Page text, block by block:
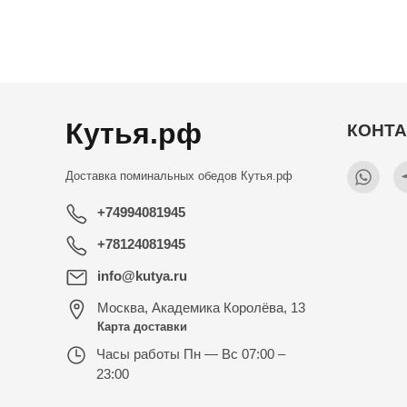
Кутья.рф
Доставка поминальных обедов Кутья.рф
+74994081945
+78124081945
info@kutya.ru
Москва, Академика Королёва, 13
Карта доставки
Часы работы Пн — Вс 07:00 –
23:00